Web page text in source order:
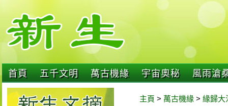
首頁 五千文明 萬古機緣 宇宙奧秘 風雨滄
主頁 > 萬古機緣 > 緣歸大